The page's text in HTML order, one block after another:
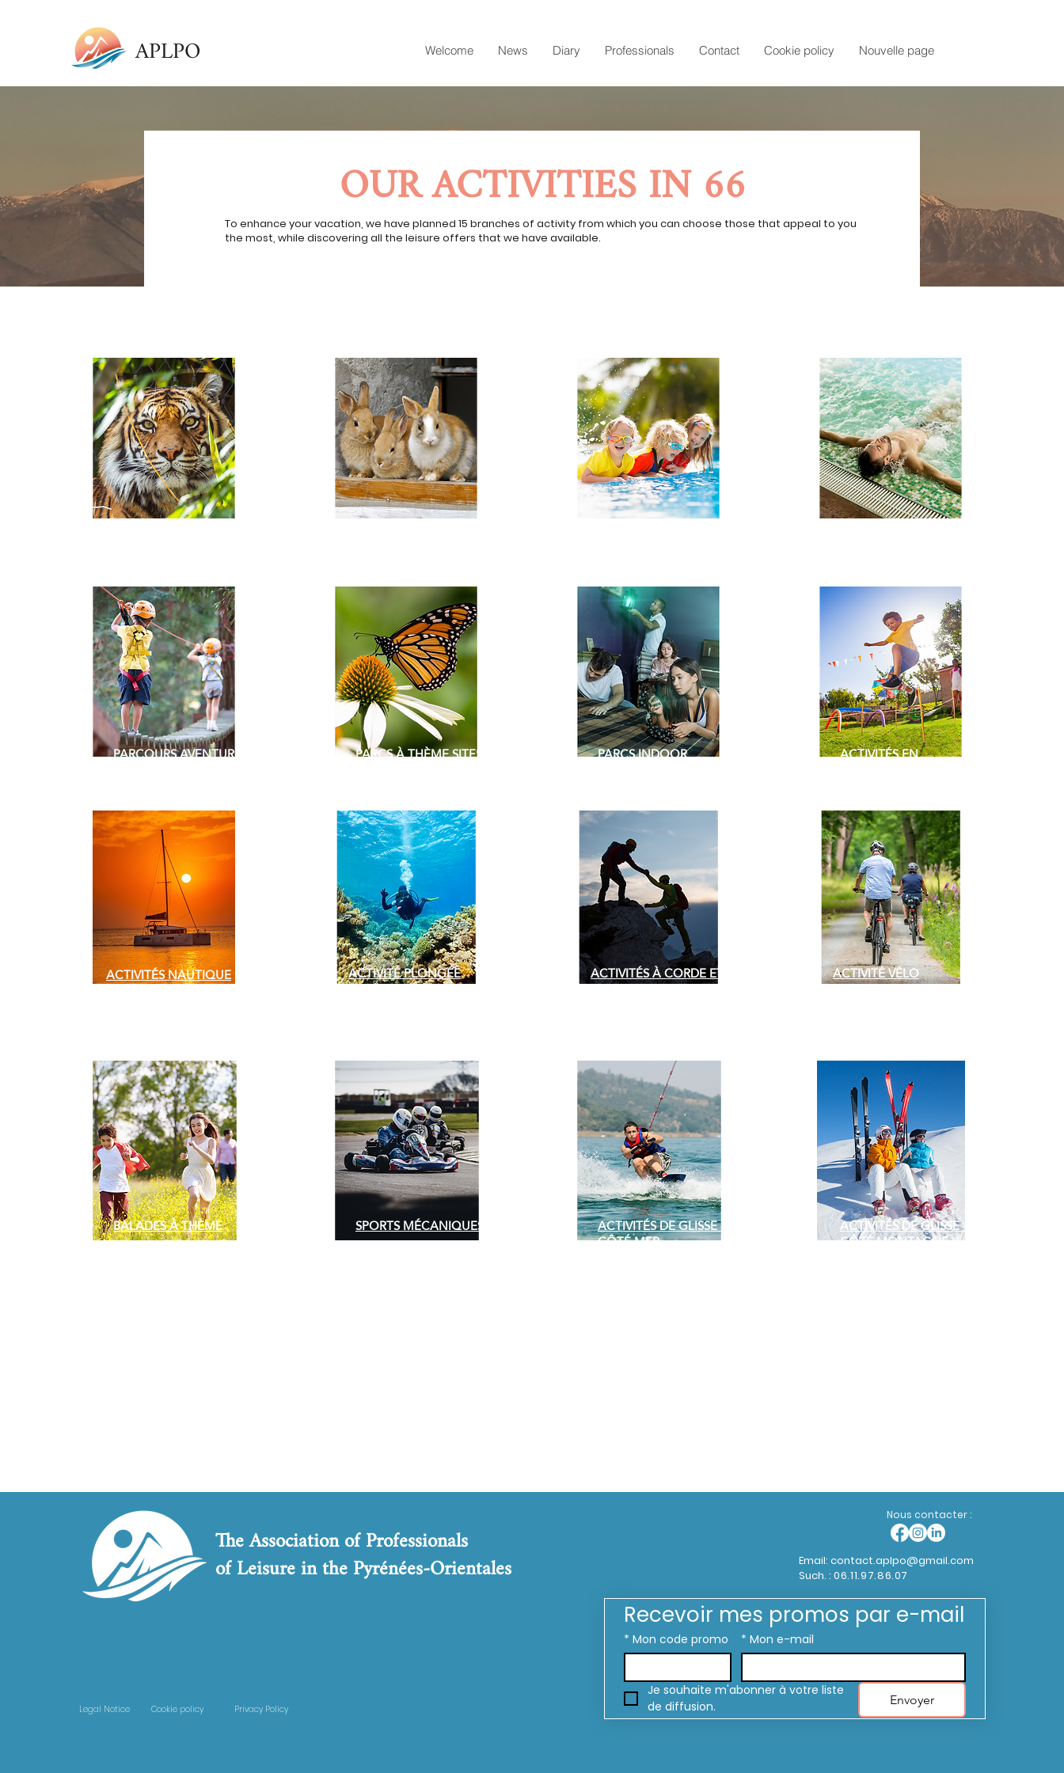
APLPO Welcome News Diary Professionals Contact Cookie policy Nouvelle page
OUR ACTIVITIES IN 66
To enhance your vacation, we have planned 15 branches of activity from which you can choose those that appeal to you
the most, while discovering all the leisure offers that we have available.
PARCS ANIMALIERS, FERMES PARCS AQUATIQUES BAINS / THALASSO /
PARCOURS AVENTURE PARCS À THÈME SITES PARCS INDOOR ACTIVITÉS EN
ACTIVITÉS NAUTIQUE
WATERGAMES
ACTIVITÉ PLONGÉE ACTIVITÉS À CORDE ET DE
PLEINE NATURE
ACTIVITÉ VÉLO
BALADES À THÈME SPORTS MÉCANIQUES ACTIVITÉS DE GLISSE -
CÔTÉ MER
ACTIVITÉS DE GLISSE -
CÔTÉ MONTAGNE
The Association of Professionals
of Leisure in the Pyrénées-Orientales
Cookie policy Privacy Policy
Legal Notice
Nous contacter :
Email: contact.aplpo@gmail.com
Such. : 06.11.97.86.07
Recevoir mes promos par e-mail
* Mon code promo * Mon e-mail
Je souhaite m'abonner à votre liste
de diffusion.
Envoyer